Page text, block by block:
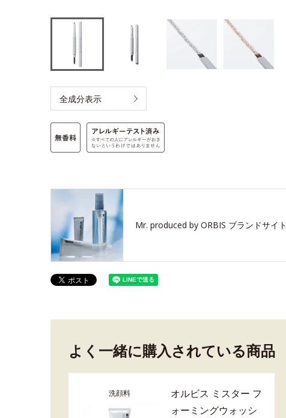
全成分表示
Mr. produced by ORBIS ブランドサイト
よく一緒に購入されている商品
洗顔料
オルビス ミスター フ
ォーミングウォッシ